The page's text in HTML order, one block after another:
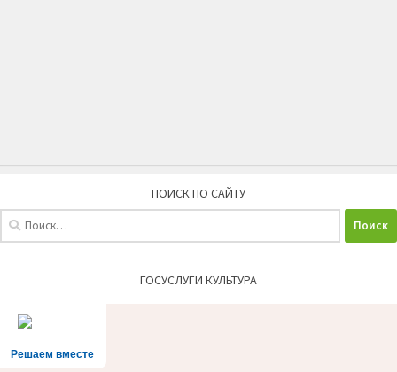
ПОИСК ПО САЙТУ
ГОСУСЛУГИ КУЛЬТУРА
Решаем вместе